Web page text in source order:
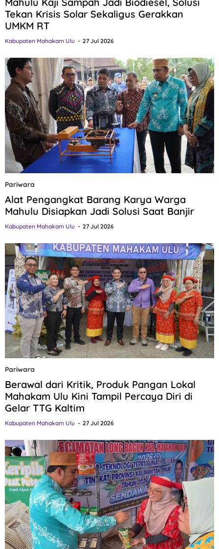
Tekan Krisis Solar Sekaligus Gerakkan
UMKM RT
Kabupaten Mahakam Ulu 27 Jul 2026
Pariwara
Alat Pengangkat Barang Karya Warga
Mahulu Disiapkan Jadi Solusi Saat Banjir
Kabupaten Mahakam Ulu 27 Jul 2026
Pariwara
Berawal dari Kritik, Produk Pangan Lokal
Mahakam Ulu Kini Tampil Percaya Diri di
Gelar TTG Kaltim
Kabupaten Mahakam Ulu 27 Jul 2026